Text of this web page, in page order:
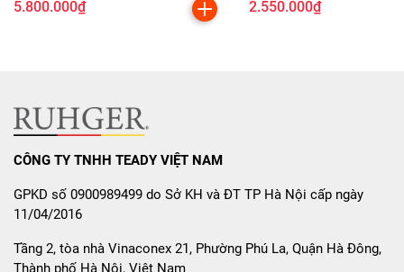
🔥Ủ ấm / Warming (65°C – 75°C
🔥Tạm dừng Pause & Recall
Cho phép tạm dừng tối đa 10 phút và tiếp tục lại đúng
mức công suất cũ.
Rất tiện khi đang nấu mà bận nghe điện thoại, chăm trẻ
5.800.000₫ 2.550.000₫
CÔNG TY TNHH TEADY VIỆT NAM
GPKD số 0900989499 do Sở KH và ĐT TP Hà Nội cấp ngày
11/04/2016
Tầng 2, tòa nhà Vinaconex 21, Phường Phú La, Quận Hà Đông,
Thành phố Hà Nội, Việt Nam